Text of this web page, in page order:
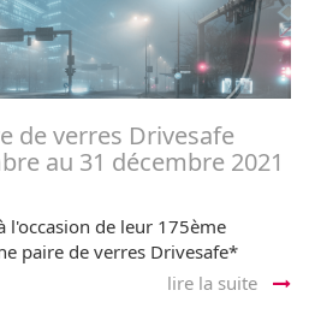
de verres Drivesafe
au 31 décembre 2021
l'occasion de leur 175ème
paire de verres Drivesafe*
lire la suite